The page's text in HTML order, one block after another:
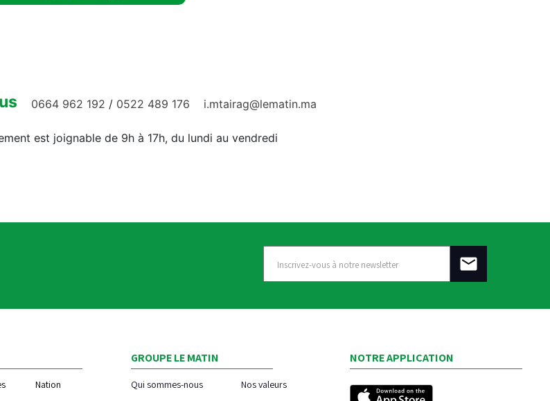
0664 962 192 / 0522 489 176 i.mtairag@lematin.ma
est joignable de 9h à 17h, du lundi au vendredi
Nation
GROUPE LE MATIN
Qui sommes-nous Nos valeurs
NOTRE APPLICATION